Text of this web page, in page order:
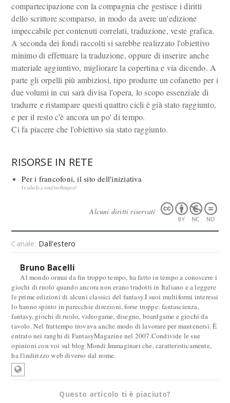
compartecipazione con la compagnia che gestisce i diritti
dello scrittore scomparso, in modo da avere un'edizione
impeccabile per contenuti correlati, traduzione, veste grafica.
A seconda dei fondi raccolti si sarebbe realizzato l'obiettivo
minimo di effettuare la traduzione, oppure di inserire anche
materiale aggiuntivo, migliorare la copertina e via dicendo. A
parte gli orpelli più ambiziosi, tipo produrre un cofanetto per i
due volumi in cui sarà divisa l'opera, lo scopo essenziale di
tradurre e ristampare questi quattro cicli è già stato raggiunto,
e per il resto c'è ancora un po' di tempo.
Ci fa piacere che l'obiettivo sia stato raggiunto.
RISORSE IN RETE
Per i francofoni, il sito dell'iniziativa
fr.ulule.com/zothique/
Alcuni diritti riservati
Canale: Dall'estero
Bruno Bacelli
Al mondo ormai da fin troppo tempo, ha fatto in tempo a conoscere i
giochi di ruolo quando ancora non erano tradotti in Italiano e a leggere
le prime edizioni di alcuni classici del fantasy.I suoi multiformi interessi
lo hanno spinto in parecchie direzioni, forse troppe: fantascienza,
fantasy, giochi di ruolo, videogame, disegno, boardgame e giochi da
tavolo. Nel frattempo trovava anche modo di lavorare per mantenersi. È
entrato nei ranghi di FantasyMagazine nel 2007.Condivide le sue
opinioni con voi sul blog Mondi Immaginari che, caratteristicamente,
ha l'indirizzo web diverso dal nome.
Questo articolo ti è piaciuto?